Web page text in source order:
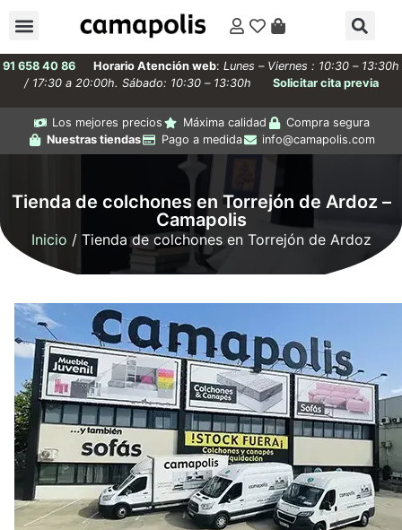
91 658 40 86 Horario Atención web: Lunes – Viernes : 10:30 – 13:30h
/ 17:30 a 20:00h. Sábado: 10:30 – 13:30h
Solicitar cita previa
Los mejores precios Máxima calidad
Compra segura
Nuestras tiendas
Pago a medida info@camapolis.com
Tienda de colchones en Torrejón de Ardoz –
Camapolis
Inicio / Tienda de colchones en Torrejón de Ardoz